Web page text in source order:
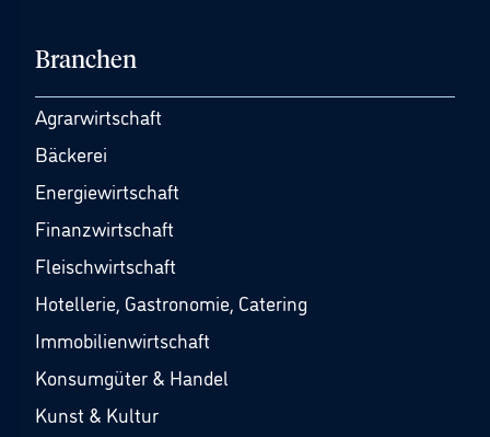
Branchen
Agrarwirtschaft
Bäckerei
Energiewirtschaft
Finanzwirtschaft
Fleischwirtschaft
Hotellerie, Gastronomie, Catering
Immobilienwirtschaft
Konsumgüter & Handel
Kunst & Kultur